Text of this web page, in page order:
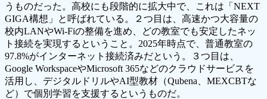
うものだった。高校にも段階的に拡大中で、これは「NEXT
GIGA構想」と呼ばれている。２つ目は、高速かつ大容量の
校内LANやWi-Fiの整備を進め、どの教室でも安定したネッ
ト接続を実現するということ。2025年時点で、普通教室の
97.8%がインターネット接続済みだという。３つ目は、
Google WorkspaceやMicrosoft 365などのクラウドサービスを
活用し、デジタルドリルやAI型教材（Qubena、MEXCBTな
ど）で個別学習を支援するというものだ。